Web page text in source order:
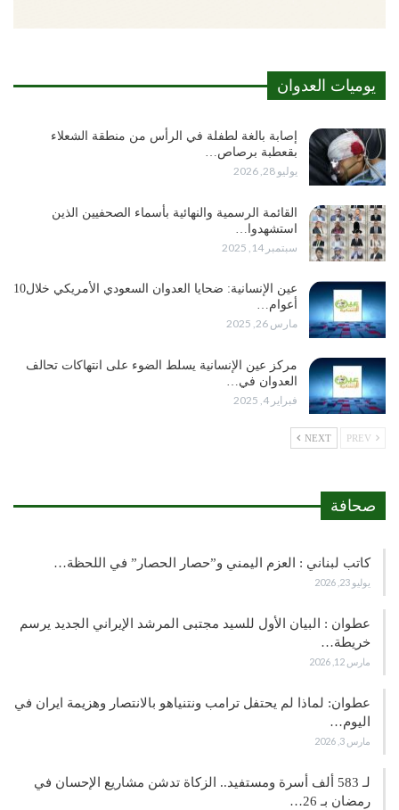
يوميات العدوان
إصابة بالغة لطفلة في الرأس من منطقة الشعلاء
بقعطبة برصاص…
يوليو 28, 2026
القائمة الرسمية والنهائية بأسماء الصحفيين الذين
استشهدوا…
سبتمبر 14, 2025
عين الإنسانية: ضحايا العدوان السعودي الأمريكي خلال10
أعوام…
مارس 26, 2025
مركز عين الإنسانية يسلط الضوء على انتهاكات تحالف
العدوان في…
فبراير 4, 2025
NEXT
صحافة
كاتب لبناني : العزم اليمني و”حصار الحصار” في اللحظة…
يوليو 23, 2026
عطوان : البيان الأول للسيد مجتبى المرشد الإيراني الجديد يرسم
خريطة…
مارس 12, 2026
عطوان: لماذا لم يحتفل ترامب ونتنياهو بالانتصار وهزيمة ايران في
اليوم…
مارس 3, 2026
لـ 583 ألف أسرة ومستفيد.. الزكاة تدشن مشاريع الإحسان في
رمضان بـ 26…